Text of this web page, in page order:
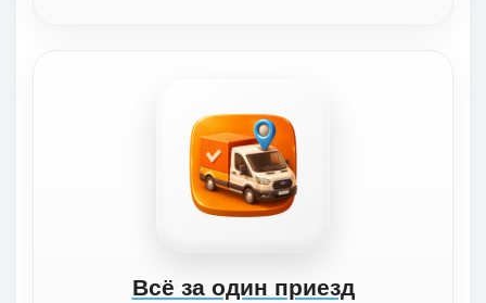
Всё за один приезд